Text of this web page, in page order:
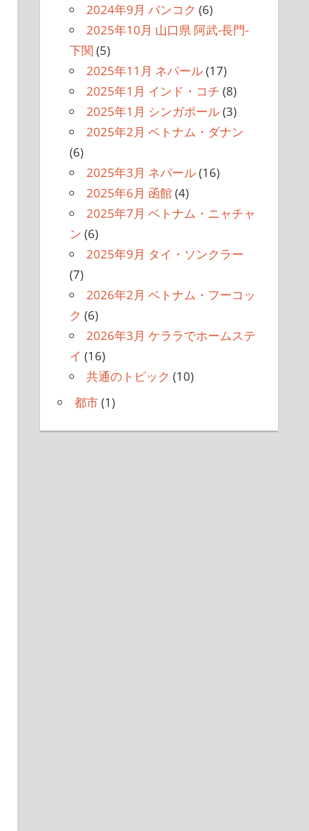
2024年9月 バンコク (6)
2025年10月 山口県 阿武-長門-
下関 (5)
2025年11月 ネパール(17)
2025年1月 インド・コチ (8)
2025年1月 シンガポール(3)
2025年2月 ベトナム・ダナン
(6)
2025年3月 ネパール(16)
2025年6月 函館(4)
2025年7月 ベトナム・ニャチャ
ン (6)
2025年9月 タイ・ソンクラー
(7)
2026年2月 ベトナム・フーコッ
ク (6)
2026年3月 ケララでホームステ
イ (16)
共通のトピック (10)
都市(1)